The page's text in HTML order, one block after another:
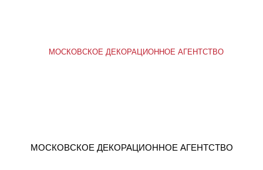
МОСКОВСКОЕ ДЕКОРАЦИОННОЕ АГЕНТСТВО